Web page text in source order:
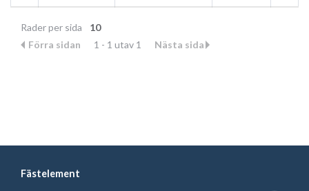
Fästelement
Rader per sida
10
Förra sidan
1 - 1 utav 1 Nästa sida